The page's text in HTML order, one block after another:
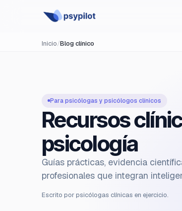
Inicio/Blog clínico
Para psicólogas y psicólogos clínicos
Recursos
psicología
Guías prácticas, evidencia
profesionales que integran
Escrito por psicólogas clínicas en ejercicio.